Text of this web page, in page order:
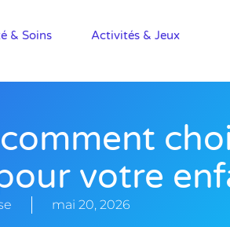
& Soins Activités & Jeux
votre
mai 20, 2026